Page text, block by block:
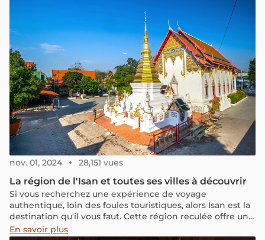
Champasak, une perle du Pays du Million d’Éléphants.
nov. 01, 2024 28,151 vues
La région de l'Isan et toutes ses villes à découvrir
Si vous recherchez une expérience de voyage
authentique, loin des foules touristiques, alors Isan est la
destination qu'il vous faut. Cette région reculée offre un
aperçu de la vie authentique et de la culture
En savoir plus